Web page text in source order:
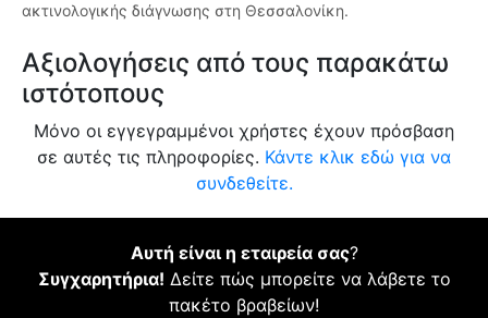
ακτινολογικής διάγνωσης στη Θεσσαλονίκη.
Αξιολογήσεις από τους παρακάτω
ιστότοπους
Μόνο οι εγγεγραμμένοι χρήστες έχουν πρόσβαση
σε αυτές τις πληροφορίες. Κάντε κλικ εδώ για να
συνδεθείτε.
Αυτή είναι η εταιρεία σας?
Συγχαρητήρια! Δείτε πώς μπορείτε να λάβετε το
πακέτο βραβείων!